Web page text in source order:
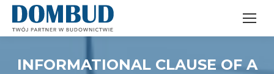
INFORMATIONAL CLAUSE OF A